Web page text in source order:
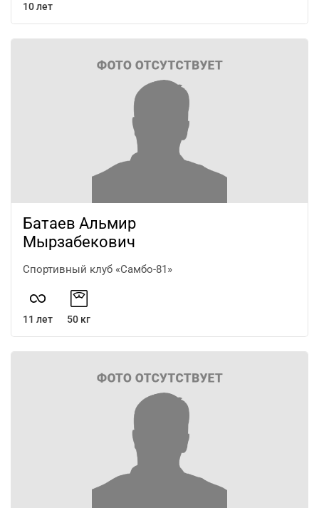
10 лет
Батаев Альмир
Мырзабекович
Спортивный клуб «Самбо-81»
11 лет 50 кг